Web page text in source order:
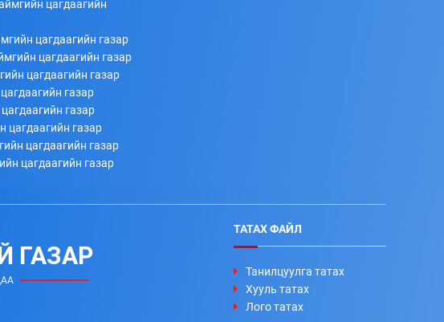
цагдаагийн
цагдаагийн газар
цагдаагийн газар
цагдаагийн газар
газар
газар
цагдаагийн газар
цагдаагийн газар
цагдаагийн газар
ГАЗАР
ТАТАХ ФАЙЛ
Танилцуулга татах
Хууль татах
Лого татах